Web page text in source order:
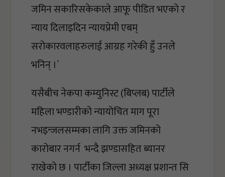
जमिन सकारिसकेकाले आफू पीडित भएको र
न्याय दिलाइदिन न्यायप्रेमी एबम्
सरोकारवलाहरुलाई आग्रह गरेकी हुँ उनले
भनिन् ।´
यसैबीच नेकपा कम्युनिस्ट (बिप्लब) पार्टीले
महिला भण्डारीको न्यायोचित माग पूरा
नभइन्जलसम्मका लागि उक्त जमिनको
कारोबार नगर्न  भन्दै झण्डासहित ब्यानर
राखेको छ । पार्टीका जिल्ला अध्यक्ष प्रशान्त सि